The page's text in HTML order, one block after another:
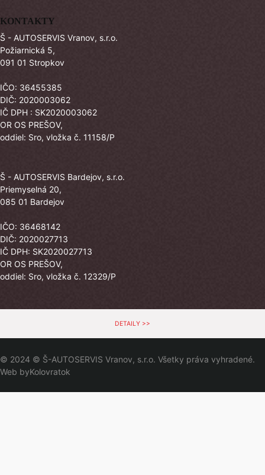
KONTAKTY
Š - AUTOSERVIS Vranov, s.r.o.
Požiarnická 5,
091 01 Stropkov
IČO: 36455385
DIČ: 2020003062
IČ DPH : SK2020003062
OR OS PREŠOV,
oddiel: Sro, vložka č. 11158/P
Š - AUTOSERVIS Bardejov, s.r.o.
Priemyselná 20,
085 01 Bardejov
IČO: 36468142
DIČ: 2020027713
IČ DPH: SK2020027713
OR OS PREŠOV,
oddiel: Sro, vložka č. 12329/P
DETAILY >>
© 2024 © Š-AUTOSERVIS Vranov, s.r.o. Všetky práva vyhradené.
Web byKolovratok